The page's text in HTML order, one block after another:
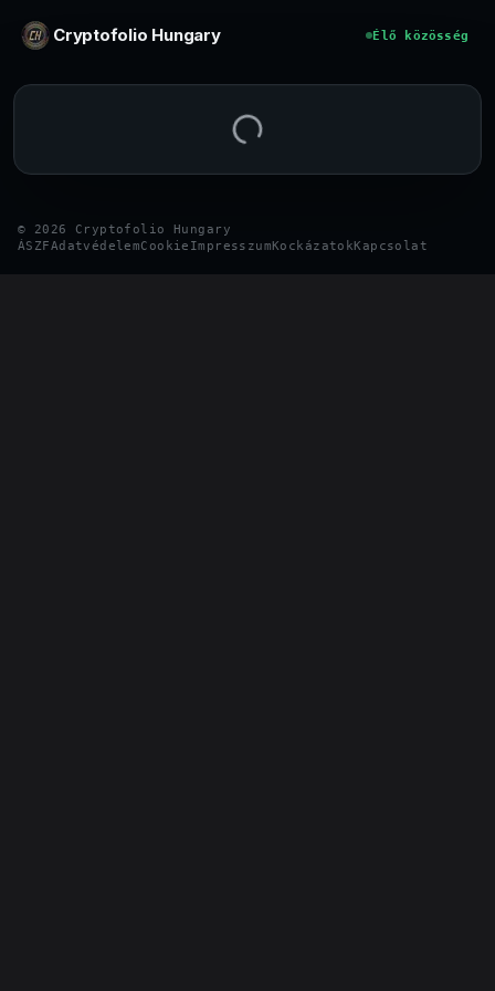
Cryptofolio Hungary Élő közösség
© 2026
Cryptofolio Hungary
ÁSZFAdatvédelemCookie ImpresszumKockázatokKapcsolat